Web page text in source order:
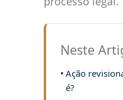
Neste
Ação
é?